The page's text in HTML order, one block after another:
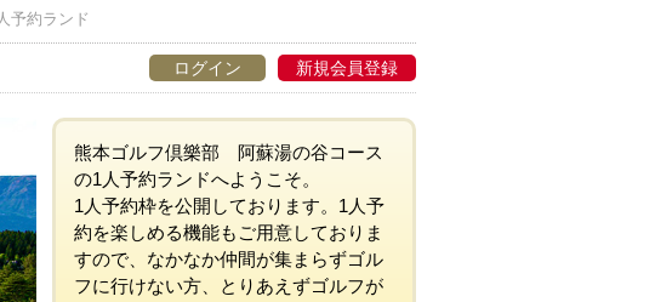
予約ランド
新規会員登録
ログイン
熊本ゴルフ倶樂部 阿蘇湯の谷コース
の1人予約ランドへようこそ。
1人予約枠を公開しております。1人予
約を楽しめる機能もご用意しておりま
すので、なかなか仲間が集まらずゴル
フに行けない方、とりあえずゴルフが